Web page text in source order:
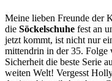
Meine lieben Freunde der
die Söckelschuhe fest an
jetzt kommt, ist nicht nur
mittendrin in der 35. Folge
Sicherheit die beste Serie
weiten Welt! Vergesst